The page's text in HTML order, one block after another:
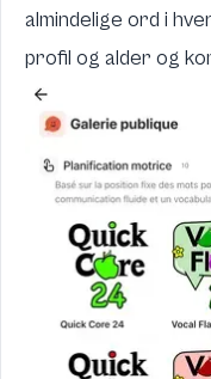
almindelige ord i
profil og alder og